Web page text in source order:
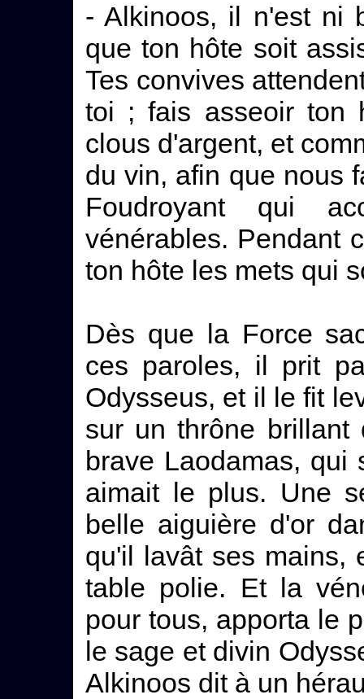
- Alkinoos, il n'est ni
que ton hôte soit
Tes convives
toi ; fais asseoir ton
clous d'argent, et
du vin, afin que nous
Foudroyant qui
vénérables. Pendant
ton hôte les mets qui
Dès que la Force
ces paroles, il prit
Odysseus, et il le fit
sur un thrône
brave Laodamas,
aimait le plus. Une
belle aiguière d'or
qu'il lavât ses mains,
table polie. Et la
pour tous, apporta le
le sage et divin
Alkinoos dit à un